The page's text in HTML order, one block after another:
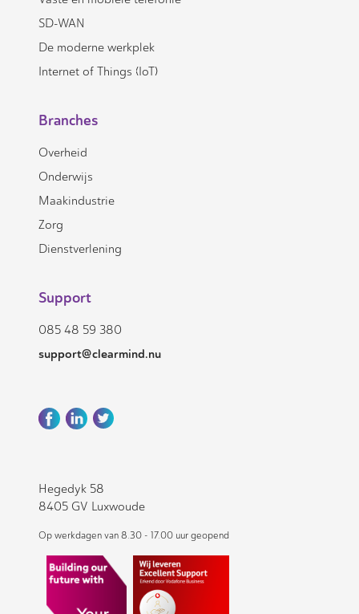
SD-WAN
De moderne werkplek
Internet of Things (IoT)
Branches
Overheid
Onderwijs
Maakindustrie
Zorg
Dienstverlening
Support
085 48 59 380
support@clearmind.nu
Hegedyk 58
8405 GV Luxwoude
Op werkdagen van 8.30 - 17.00 uur geopend